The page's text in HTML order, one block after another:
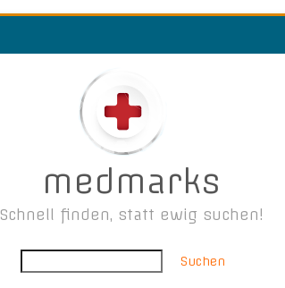
medmarks
Schnell finden, statt ewig suchen!
Suchen